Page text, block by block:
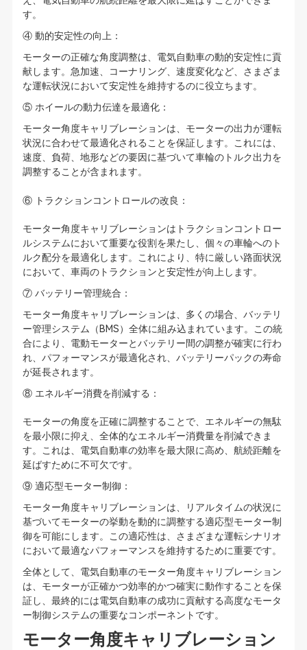
す。
④ 動的安定性の向上：
モーターの正確な角度調整は、電気自動車の動的安定性に貢
献します。急加速、コーナリング、速度変化など、さまざま
な運転状況において安定性を維持するのに役立ちます。
⑤ ホイールの動力伝達を最適化：
モーター角度キャリブレーションは、モーターの出力が運転
状況に合わせて最適化されることを保証します。これには、
速度、負荷、地形などの要因に基づいて車輪のトルク出力を
調整することが含まれます。
⑥ トラクションコントロールの改良：
モーター角度キャリブレーションはトラクションコントロー
ルシステムにおいて重要な役割を果たし、個々の車輪へのト
ルク配分を最適化します。これにより、特に厳しい路面状況
において、車両のトラクションと安定性が向上します。
⑦ バッテリー管理統合：
モーター角度キャリブレーションは、多くの場合、バッテリ
ー管理システム（BMS）全体に組み込まれています。この統
合により、電動モーターとバッテリー間の調整が確実に行わ
れ、パフォーマンスが最適化され、バッテリーパックの寿命
が延長されます。
⑧ エネルギー消費を削減する：
モーターの角度を正確に調整することで、エネルギーの無駄
を最小限に抑え、全体的なエネルギー消費量を削減できま
す。これは、電気自動車の効率を最大限に高め、航続距離を
延ばすために不可欠です。
⑨ 適応型モーター制御：
モーター角度キャリブレーションは、リアルタイムの状況に
基づいてモーターの挙動を動的に調整する適応型モーター制
御を可能にします。この適応性は、さまざまな運転シナリオ
において最適なパフォーマンスを維持するために重要です。
全体として、電気自動車のモーター角度キャリブレーション
は、モーターが正確かつ効率的かつ確実に動作することを保
証し、最終的には電気自動車の成功に貢献する高度なモータ
ー制御システムの重要なコンポーネントです。
モーター角度キャリブレーション